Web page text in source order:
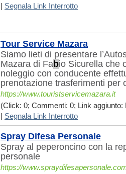
Segnala Link Interrotto
Tour Service Mazara
Siamo lieti di presentare
Mazara di Fabio Sicurella che
noleggio con conducente
prenotazione trasferimenti per
https://www.touristservicemazara.it
(Click: 0; Commenti: 0; Link aggiunto:
Segnala Link Interrotto
Spray Difesa Personale
Spray al peperoncino con la
personale
https://